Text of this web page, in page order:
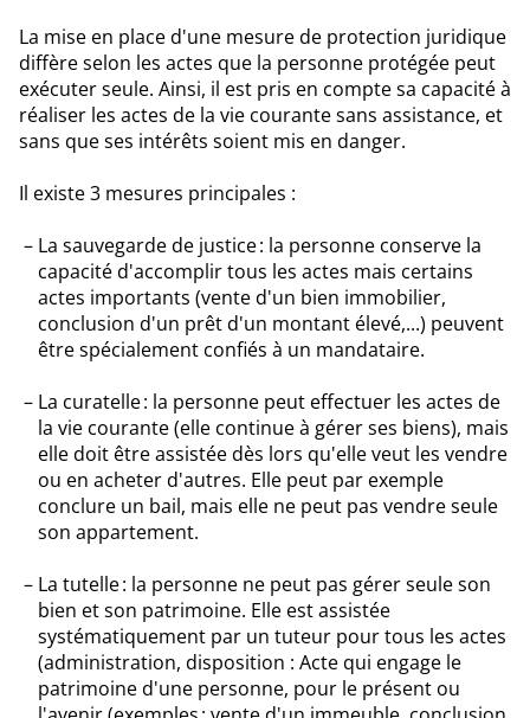
La mise en place d'une mesure de protection juridique
diffère selon les actes que la personne protégée peut
exécuter seule. Ainsi, il est pris en compte sa capacité à
réaliser les actes de la vie courante sans assistance, et
sans que ses intérêts soient mis en danger.
Il existe 3 mesures principales :
La sauvegarde de justice : la personne conserve la
capacité d'accomplir tous les actes mais certains
actes importants (vente d'un bien immobilier,
conclusion d'un prêt d'un montant élevé,...) peuvent
être spécialement confiés à un mandataire.
La curatelle : la personne peut effectuer les actes de
la vie courante (elle continue à gérer ses biens), mais
elle doit être assistée dès lors qu'elle veut les vendre
ou en acheter d'autres. Elle peut par exemple
conclure un bail, mais elle ne peut pas vendre seule
son appartement.
La tutelle : la personne ne peut pas gérer seule son
bien et son patrimoine. Elle est assistée
systématiquement par un tuteur pour tous les actes
(administration, disposition : Acte qui engage le
patrimoine d'une personne, pour le présent ou